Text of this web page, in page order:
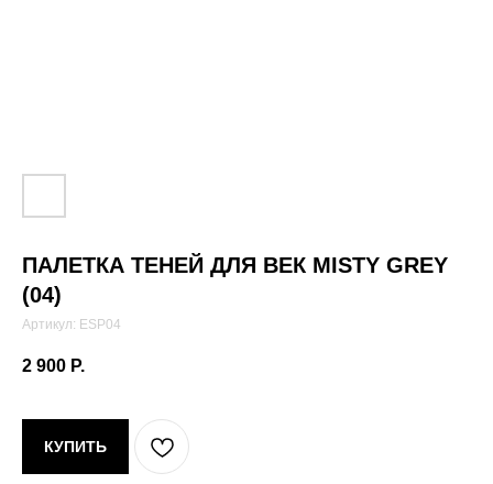
ПАЛЕТКА ТЕНЕЙ ДЛЯ ВЕК MISTY GREY
(04)
Артикул: ESP04
2 900 Р.
КУПИТЬ